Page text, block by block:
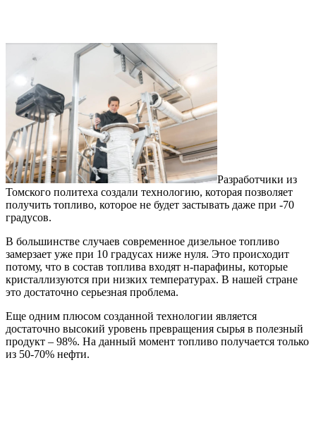
Разработчики из
Томского политеха создали технологию, которая позволяет
получить топливо, которое не будет застывать даже при -70
градусов.
В большинстве случаев современное дизельное топливо
замерзает уже при 10 градусах ниже нуля. Это происходит
потому, что в состав топлива входят н-парафины, которые
кристаллизуются при низких температурах. В нашей стране
это достаточно серьезная проблема.
Еще одним плюсом созданной технологии является
достаточно высокий уровень превращения сырья в полезный
продукт – 98%. На данный момент топливо получается только
из 50-70% нефти.